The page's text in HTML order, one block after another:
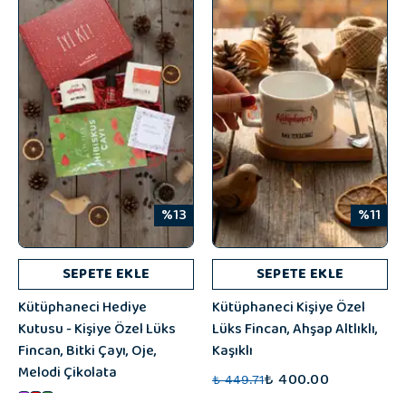
%13
SEPETE EKLE
Kütüphaneci Hediye
Kutusu - Kişiye Özel Lüks
Fincan, Bitki Çayı, Oje,
Melodi Çikolata
%11
SEPETE EKLE
Kütüphaneci Kişiye Özel
Lüks Fincan, Ahşap Altlıklı,
Kaşıklı
₺ 449.71₺ 400.00